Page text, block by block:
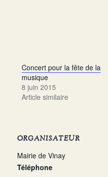
Concert pour la fête de la
musique
8 juin 2015
Article similaire
ORGANISATEUR
Mairie de Vinay
Téléphone